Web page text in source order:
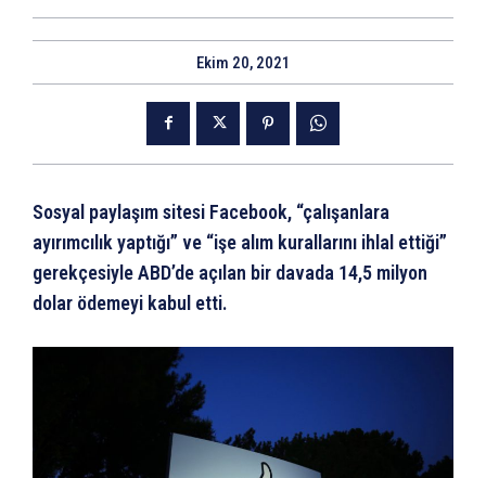
Ekim 20, 2021
Sosyal paylaşım sitesi Facebook, “çalışanlara
ayırımcılık yaptığı” ve “işe alım kurallarını ihlal ettiği”
gerekçesiyle ABD’de açılan bir davada 14,5 milyon
dolar ödemeyi kabul etti.